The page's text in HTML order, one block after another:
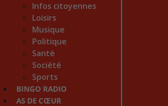
Infos citoyennes
Loisirs
Musique
Politique
Santé
Société
Sports
BINGO RADIO
AS DE CŒUR